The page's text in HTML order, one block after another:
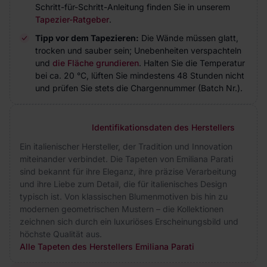
Schritt-für-Schritt-Anleitung finden Sie in unserem
Tapezier-Ratgeber.
Tipp vor dem Tapezieren: Die Wände müssen glatt,
trocken und sauber sein; Unebenheiten verspachteln
und die Fläche grundieren. Halten Sie die Temperatur
bei ca. 20 °C, lüften Sie mindestens 48 Stunden nicht
und prüfen Sie stets die Chargennummer (Batch Nr.).
Identifikationsdaten des Herstellers
Ein italienischer Hersteller, der Tradition und Innovation
miteinander verbindet. Die Tapeten von Emiliana Parati
sind bekannt für ihre Eleganz, ihre präzise Verarbeitung
und ihre Liebe zum Detail, die für italienisches Design
typisch ist. Von klassischen Blumenmotiven bis hin zu
modernen geometrischen Mustern – die Kollektionen
zeichnen sich durch ein luxuriöses Erscheinungsbild und
höchste Qualität aus.
Alle Tapeten des Herstellers Emiliana Parati